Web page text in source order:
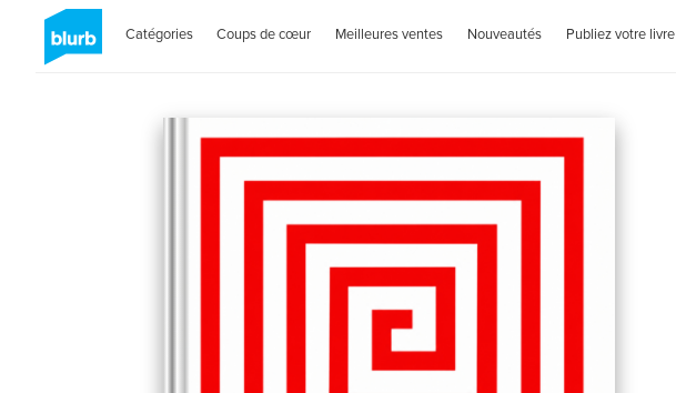
Catégories Coups de cœur Meilleures ventes Nouveautés Publiez votre livre